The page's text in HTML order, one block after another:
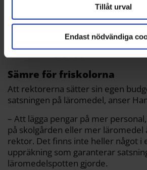
Tillåt urval
Endast nödvändiga
– När vi får mer generella
just ”sin” skola. Det kan vara fler
undervisningsgrupper och/eller
Sämre för friskolorna
Att rektorerna sätter sin egen
satsningen på läromedel, anser
– Att lägga pengar på mer
på skolgården eller mer läromedel
rektor. Det finns inte heller något i
uppräkning som garanterar
läromedelspotten gjorde.